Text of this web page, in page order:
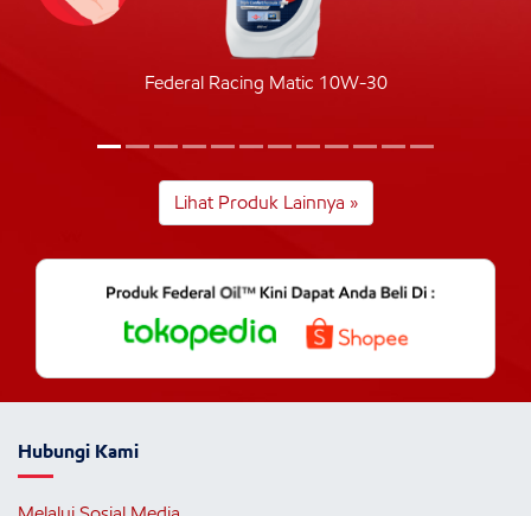
Federal Racing Matic 10W-30
Lihat Produk Lainnya »
Hubungi Kami